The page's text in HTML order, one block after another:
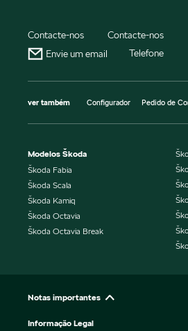
Contacte-nos
Envie um email
Contacte-nos
Telefone
ver também Configurador Pedido de
Modelos Škoda
Škoda Fabia
Škoda Scala
Škoda Kamiq
Škoda Octavia
Škoda Octavia Break
Notas importantes
Informação Legal